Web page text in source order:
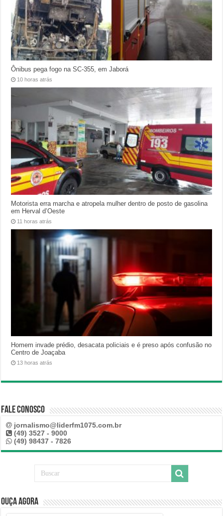
Ônibus pega fogo na SC-355, em Jaborá
10 horas atrás
Motorista erra marcha e atropela mulher dentro de posto de gasolina
em Herval d’Oeste
11 horas atrás
Homem invade prédio, desacata policiais e é preso após confusão no
Centro de Joaçaba
13 horas atrás
Fale Conosco
jornalismo@liderfm1075.com.br
(49) 3527 - 9000
(49) 98437 - 7826
Ouça Agora